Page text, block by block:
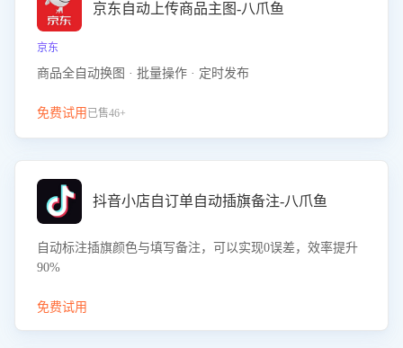
京东自动上传商品主图-八爪鱼
京东
商品全自动换图 · 批量操作 · 定时发布
免费试用 已售46+
抖音小店自订单自动插旗备注-八爪鱼
自动标注插旗颜色与填写备注，可以实现0误差，效率提升
90%
免费试用